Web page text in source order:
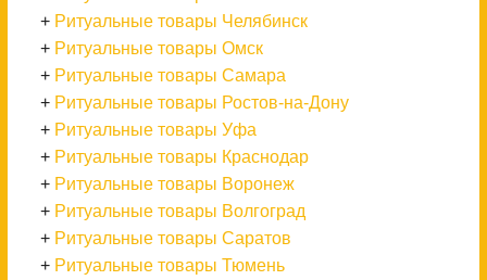
+ Ритуальные товары Челябинск
+ Ритуальные товары Омск
+ Ритуальные товары Самара
+ Ритуальные товары Ростов-на-Дону
+ Ритуальные товары Уфа
+ Ритуальные товары Краснодар
+ Ритуальные товары Воронеж
+ Ритуальные товары Волгоград
+ Ритуальные товары Саратов
+ Ритуальные товары Тюмень